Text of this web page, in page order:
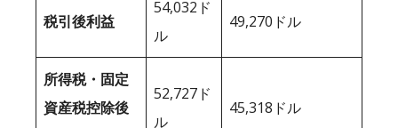
税引後利益
54,032ド
ル
49,270ドル
所得税・固定
資産税控除後
52,727ド
ル
45,318ドル